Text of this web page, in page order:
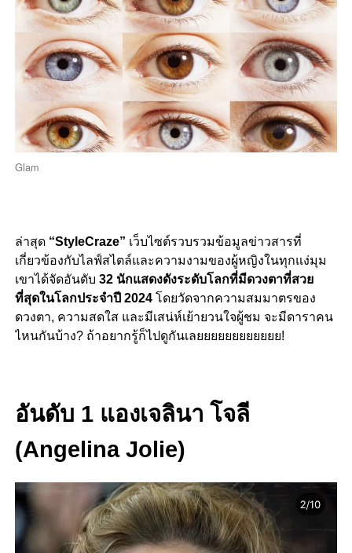
Glam
ล่าสุด “StyleCraze” เว็บไซต์รวบรวมข้อมูลข่าวสารที่
เกี่ยวข้องกับไลฟ์สไตล์และความงามของผู้หญิงในทุกแง่มุม
เขาได้จัดอันดับ 32 นักแสดงดังระดับโลกที่มีดวงตาที่สวย
ที่สุดในโลกประจำปี 2024โดยวัดจากความสมมาตรของ
ดวงตา, ความสดใส และมีเสน่ห์เย้ายวนใจผู้ชม จะมีดาราคน
ไหนกันบ้าง? ถ้าอยากรู้ก็ไปดูกันเลยยยยยยยยยยยย!
อันดับ 1 แองเจลินา โจลี
(Angelina Jolie)